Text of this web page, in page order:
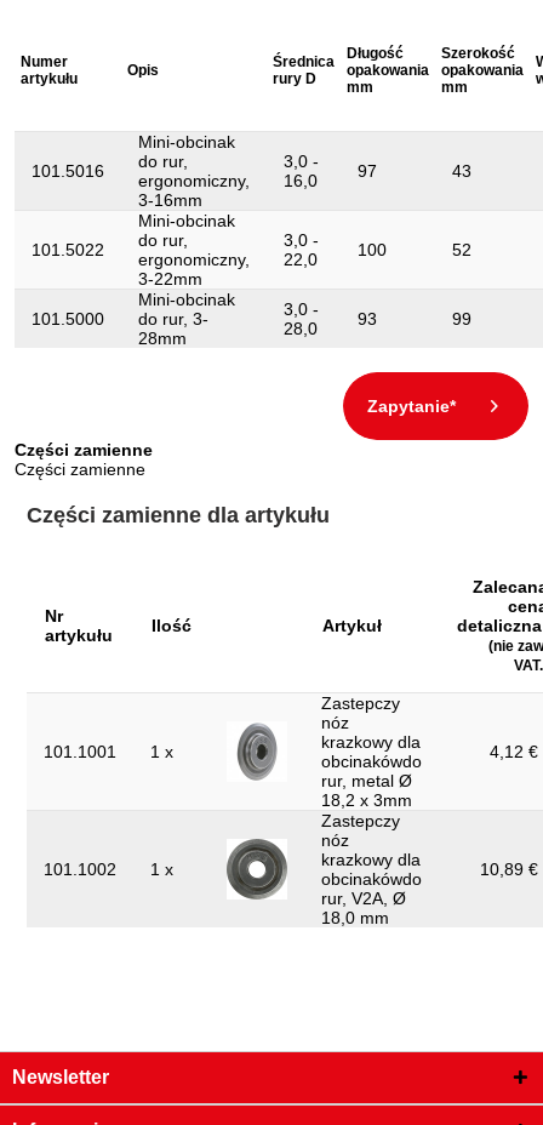
Materiał1: specjalna stal do narzędzi
Rura z miedzi, mosiądzu,
Numer
artykułu
Opis
Średnica
rury D
Długość
opakowania
mm
Szerokość
opakowania
mm
101.5016
Mini-obcinak
do rur,
ergonomiczny,
3-16mm
3,0 -
16,0
97 43
101.5022
Mini-obcinak
do rur,
ergonomiczny,
3-22mm
3,0 -
22,0
100 52
101.5000
Mini-obcinak
do rur, 3-
28mm
3,0 -
28,0
93 99
Zapytanie*
Części zamienne
Części zamienne
Części zamienne dla artykułu
Nr
artykułu
Ilość Artykuł
(nie
101.1001 1 x
Zastepczy
nóz
krazkowy dla
obcinakówdo
rur, metal Ø
18,2 x 3mm
4,12 €
101.1002 1 x
Zastepczy
nóz
krazkowy dla
obcinakówdo
rur, V2A, Ø
18,0 mm
10,89 €
Newsletter